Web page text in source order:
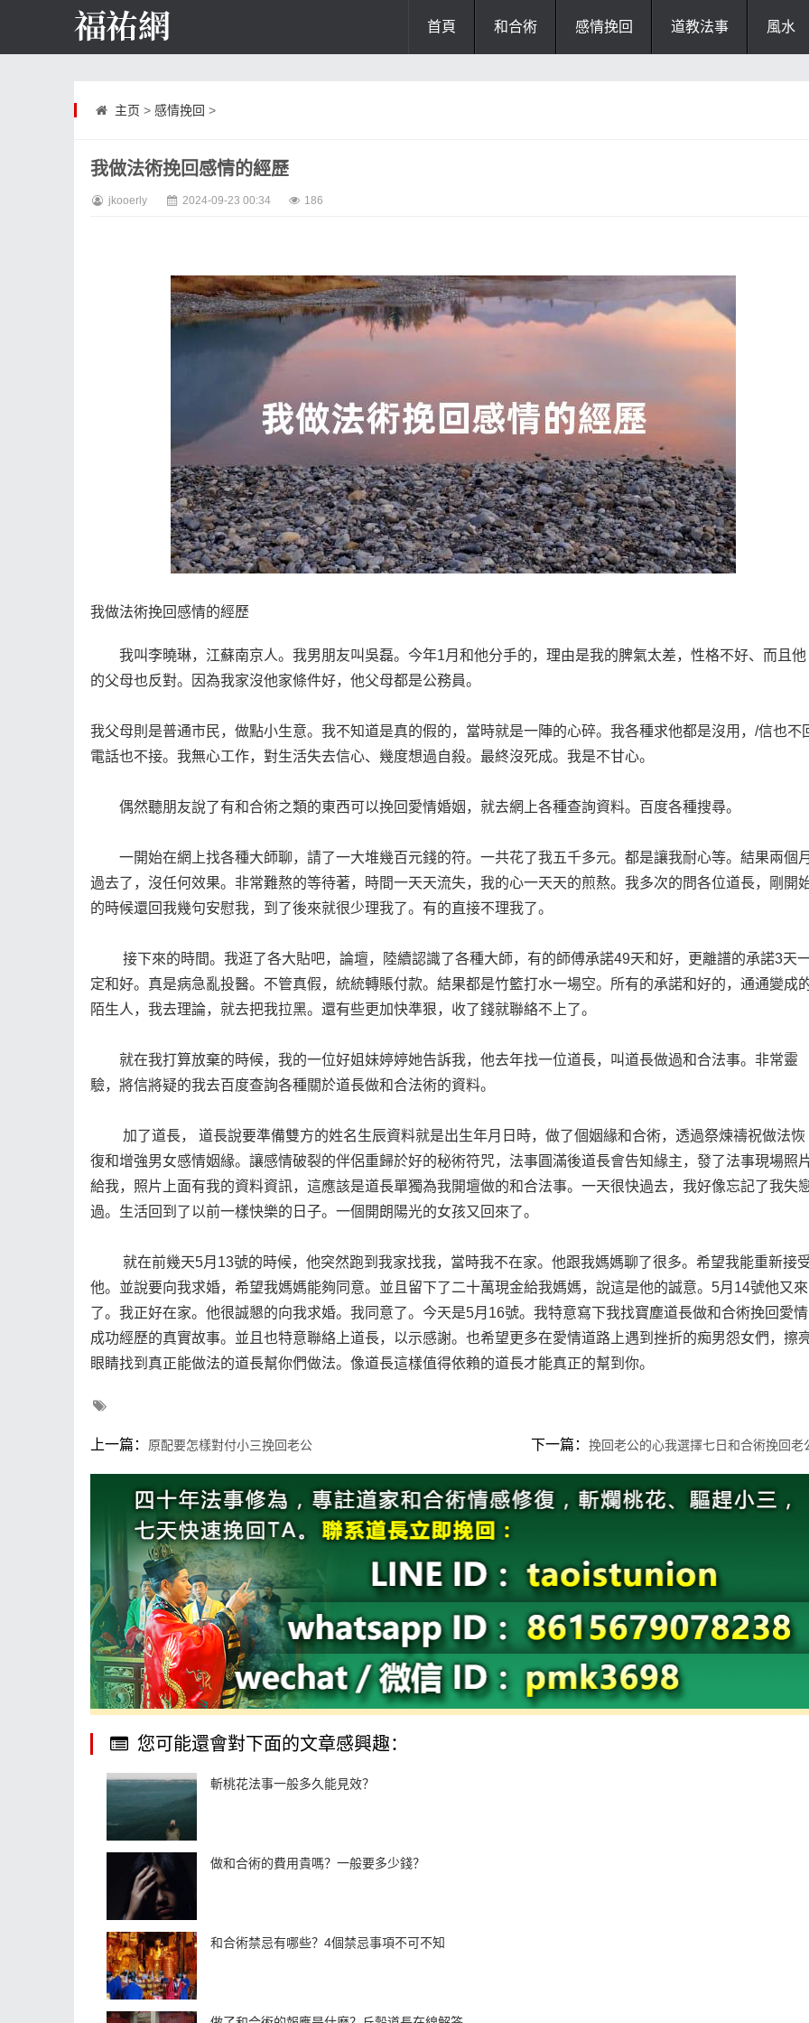
首頁 和合術 感情挽回 道教法事 風水
主页 > 感情挽回 >
我做法術挽回感情的經歷
jkooerly 2024-09-23 00:34 186
我做法術挽回感情的經歷
我叫李曉琳，江蘇南京人。我男朋友叫吳磊。今年1月和他分手的，理由是我的脾氣太差，性格不好、而且他
的父母也反對。因為我家沒他家條件好，他父母都是公務員。
我父母則是普通市民，做點小生意。我不知道是真的假的，當時就是一陣的心碎。我各種求他都是沒用，/信也不
電話也不接。我無心工作，對生活失去信心、幾度想過自殺。最終沒死成。我是不甘心。
偶然聽朋友說了有和合術之類的東西可以挽回愛情婚姻，就去網上各種查詢資料。百度各種搜尋。
一開始在網上找各種大師聊，請了一大堆幾百元錢的符。一共花了我五千多元。都是讓我耐心等。結果兩個月
過去了，沒任何效果。非常難熬的等待著，時間一天天流失，我的心一天天的煎熬。我多次的問各位道長，剛開
的時候還回我幾句安慰我，到了後來就很少理我了。有的直接不理我了。
接下來的時間。我逛了各大貼吧，論壇，陸續認識了各種大師，有的師傅承諾49天和好，更離譜的承諾3天
定和好。真是病急亂投醫。不管真假，統統轉賬付款。結果都是竹籃打水一場空。所有的承諾和好的，通通變成
陌生人，我去理論，就去把我拉黑。還有些更加快準狠，收了錢就聯絡不上了。
就在我打算放棄的時候，我的一位好姐妹婷婷她告訴我，他去年找一位道長，叫道長做過和合法事。非常靈
驗，將信將疑的我去百度查詢各種關於道長做和合法術的資料。
加了道長， 道長說要準備雙方的姓名生辰資料就是出生年月日時，做了個姻緣和合術，透過祭煉禱祝做法恢
復和增強男女感情姻緣。讓感情破裂的伴侶重歸於好的秘術符咒，法事圓滿後道長會告知緣主，發了法事現場照
給我，照片上面有我的資料資訊，這應該是道長單獨為我開壇做的和合法事。一天很快過去，我好像忘記了我失
過。生活回到了以前一樣快樂的日子。一個開朗陽光的女孩又回來了。
就在前幾天5月13號的時候，他突然跑到我家找我，當時我不在家。他跟我媽媽聊了很多。希望我能重新接
他。並說要向我求婚，希望我媽媽能夠同意。並且留下了二十萬現金給我媽媽，說這是他的誠意。5月14號他又來
了。我正好在家。他很誠懇的向我求婚。我同意了。今天是5月16號。我特意寫下我找寶塵道長做和合術挽回愛情
成功經歷的真實故事。並且也特意聯絡上道長，以示感謝。也希望更多在愛情道路上遇到挫折的痴男怨女們，擦
眼睛找到真正能做法的道長幫你們做法。像道長這樣值得依賴的道長才能真正的幫到你。
上一篇： 原配要怎樣對付小三挽回老公 下一篇： 挽回老公的心我選擇七日和合術挽回老
您可能還會對下面的文章感興趣：
斬桃花法事一般多久能見效？
做和合術的費用貴嗎？一般要多少錢？
和合術禁忌有哪些？4個禁忌事項不可不知